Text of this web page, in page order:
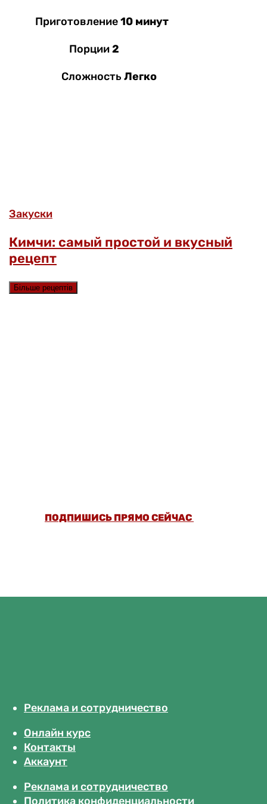
Приготовление10 минут
Порции2
Сложность Легко
Закуски
Кимчи: самый простой и вкусный
рецепт
Більше рецептів
ПОДПИШИСЬ ПРЯМО СЕЙЧАС
Реклама и сотрудничество
Онлайн курс
Контакты
Аккаунт
Реклама и сотрудничество
Политика конфиденциальности